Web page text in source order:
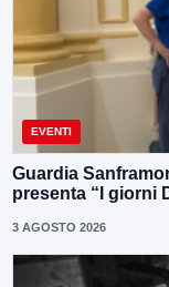
EVENTI
Guardia
presenta “I giorni
3 AGOSTO 2026